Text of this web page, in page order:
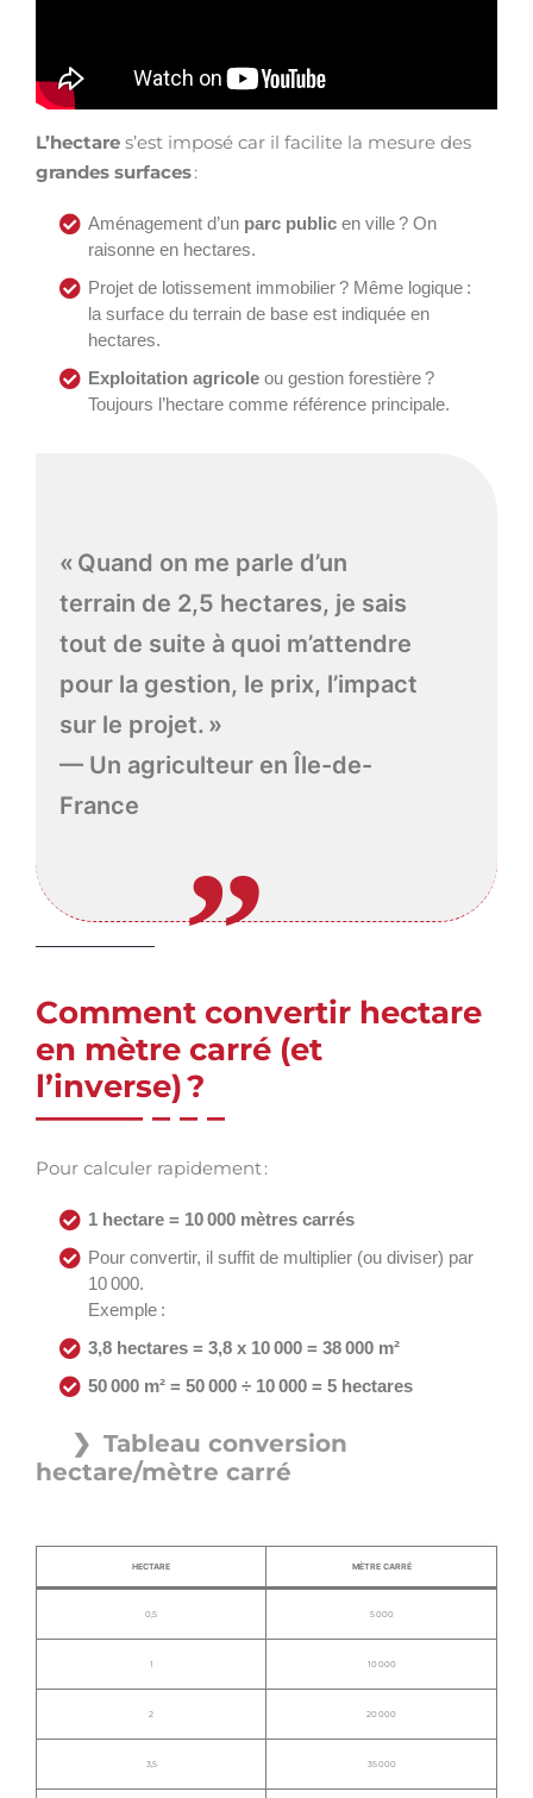
L’hectare s’est imposé car il facilite la mesure des
grandes surfaces:
Aménagement d’un parc public en ville ? On
raisonne en hectares.
Projet de lotissement immobilier ? Même logique :
la surface du terrain de base est indiquée en
hectares.
Exploitation agricole ou gestion forestière ?
Toujours l’hectare comme référence principale.
« Quand on me parle d’un
terrain de 2,5 hectares, je sais
tout de suite à quoi m’attendre
pour la gestion, le prix, l’impact
sur le projet. »
— Un agriculteur en Île-de-
France
Comment convertir hectare
en mètre carré (et
l’inverse) ?
Pour calculer rapidement :
1 hectare = 10 000 mètres carrés
Pour convertir, il suffit de multiplier (ou diviser) par
10 000.
Exemple :
3,8 hectares = 3,8 x 10 000 = 38 000 m²
50 000 m² = 50 000 ÷ 10 000 = 5 hectares
Tableau conversion
hectare/mètre carré
HECTARE MÈTRE CARRÉ
0,5 5 000
1 10 000
2 20 000
3,5 35 000